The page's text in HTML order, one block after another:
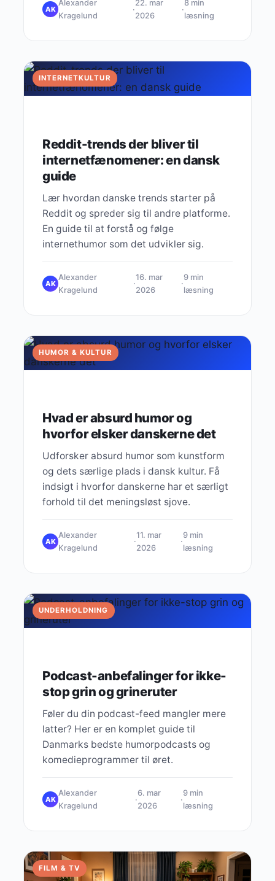
AK
Alexander
Kragelund
·
22. mar
2026
·
8 min
læsning
INTERNETKULTUR
Reddit-trends der bliver til
internetfænomener: en dansk
guide
Lær hvordan danske trends starter på
Reddit og spreder sig til andre platforme.
En guide til at forstå og følge
internethumor som det udvikler sig.
AK
Alexander
Kragelund
·
16. mar
2026
·
9 min
læsning
HUMOR & KULTUR
Hvad er absurd humor og
hvorfor elsker danskerne det
Udforsker absurd humor som kunstform
og dets særlige plads i dansk kultur. Få
indsigt i hvorfor danskerne har et særligt
forhold til det meningsløst sjove.
AK
Alexander
Kragelund
·
11. mar
2026
·
9 min
læsning
UNDERHOLDNING
Podcast-anbefalinger for ikke-
stop grin og grineruter
Føler du din podcast-feed mangler mere
latter? Her er en komplet guide til
Danmarks bedste humorpodcasts og
komedieprogrammer til øret.
AK
Alexander
Kragelund
·
6. mar
2026
·
9 min
læsning
FILM & TV